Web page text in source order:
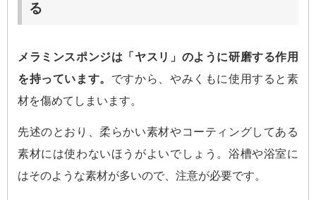
る
メラミンスポンジは「ヤスリ」のように研磨する作用
を持っています。 ですから、やみくもに使用すると素
材を傷めてしまいます。
先述のとおり、柔らかい素材やコーティングしてある
素材には使わないほうがよいでしょう。浴槽や浴室に
はそのような素材が多いので、注意が必要です。